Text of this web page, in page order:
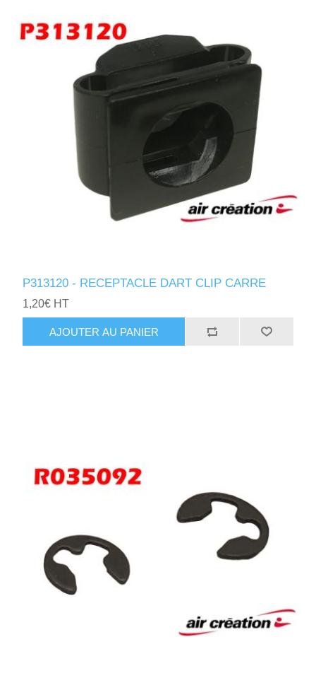
P313120 - RECEPTACLE DART CLIP CARRE
1,20€ HT
AJOUTER AU PANIER